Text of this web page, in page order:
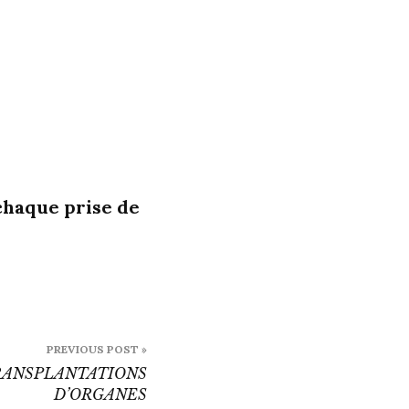
prise de
PREVIOUS POST »
D’ORGANES